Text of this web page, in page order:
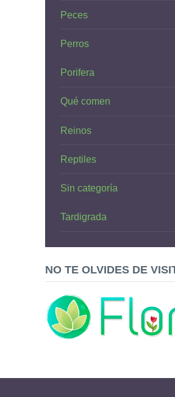
Peces
Perros
Porifera
Qué comen
Reinos
Reptiles
Sin categoría
Tardigrada
NO TE OLVIDES DE